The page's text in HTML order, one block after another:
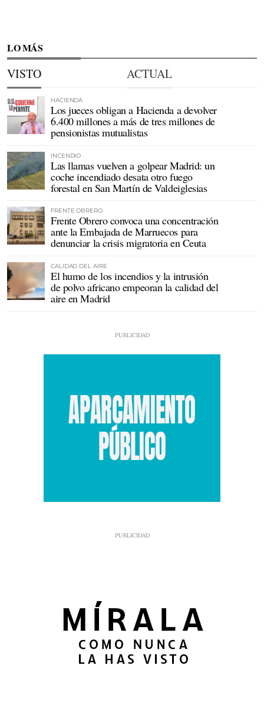
LO MÁS
VISTO ACTUAL
HACIENDA
Los jueces obligan a Hacienda a devolver
6.400 millones a más de tres millones de
pensionistas mutualistas
INCENDIO
Las llamas vuelven a golpear Madrid: un
coche incendiado desata otro fuego
forestal en San Martín de Valdeiglesias
FRENTE OBRERO
Frente Obrero convoca una concentración
ante la Embajada de Marruecos para
denunciar la crisis migratoria en Ceuta
CALIDAD DEL AIRE
El humo de los incendios y la intrusión
de polvo africano empeoran la calidad del
aire en Madrid